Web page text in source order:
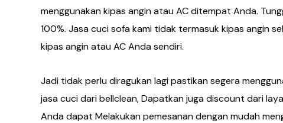
menggunakan kipas angin atau AC ditempat Anda.
100%. Jasa cuci sofa kami tidak termasuk kipas angin
kipas angin atau AC Anda sendiri.
Jadi tidak perlu diragukan lagi pastikan segera
jasa cuci dari bellclean, Dapatkan juga discount dari
Anda dapat Melakukan pemesanan dengan mudah